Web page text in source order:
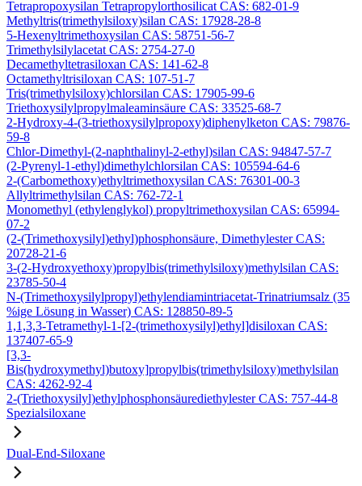
Tetrapropoxysilan Tetrapropylorthosilicat CAS: 682-01-9
Methyltris(trimethylsiloxy)silan CAS: 17928-28-8
5-Hexenyltrimethoxysilan CAS: 58751-56-7
Trimethylsilylacetat CAS: 2754-27-0
Decamethyltetrasiloxan CAS: 141-62-8
Octamethyltrisiloxan CAS: 107-51-7
Tris(trimethylsiloxy)chlorsilan CAS: 17905-99-6
Triethoxysilylpropylmaleaminsäure CAS: 33525-68-7
2-Hydroxy-4-(3-triethoxysilylpropoxy)diphenylketon CAS: 79876-
59-8
Chlor-Dimethyl-(2-naphthalinyl-2-ethyl)silan CAS: 94847-57-7
(2-Pyrenyl-1-ethyl)dimethylchlorsilan CAS: 105594-64-6
2-(Carbomethoxy)ethyltrimethoxysilan CAS: 76301-00-3
Allyltrimethylsilan CAS: 762-72-1
Monomethyl (ethylenglykol) propyltrimethoxysilan CAS: 65994-
07-2
(2-(Trimethoxysilyl)ethyl)phosphonsäure, Dimethylester CAS:
20728-21-6
3-(2-Hydroxyethoxy)propylbis(trimethylsiloxy)methylsilan CAS:
23785-50-4
N-(Trimethoxysilylpropyl)ethylendiamintriacetat-Trinatriumsalz (35
%ige Lösung in Wasser) CAS: 128850-89-5
1,1,3,3-Tetramethyl-1-[2-(trimethoxysilyl)ethyl]disiloxan CAS:
137407-65-9
[3,3-
Bis(hydroxymethyl)butoxy]propylbis(trimethylsiloxy)methylsilan
CAS: 4262-92-4
2-(Triethoxysilyl)ethylphosphonsäurediethylester CAS: 757-44-8
Spezialsiloxane
Dual-End-Siloxane